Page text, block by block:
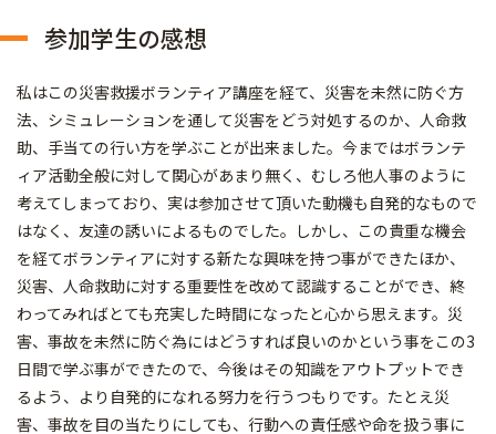
参加学生の感想
私はこの災害救援ボランティア講座を経て、災害を未然に防ぐ方
法、シミュレーションを通して災害をどう対処するのか、人命救
助、手当ての行い方を学ぶことが出来ました。今まではボランテ
ィア活動全般に対して関心があまり無く、むしろ他人事のように
考えてしまっており、実は参加させて頂いた動機も自発的なもので
はなく、友達の誘いによるものでした。しかし、この貴重な機会
を経てボランティアに対する新たな興味を持つ事ができたほか、
災害、人命救助に対する重要性を改めて認識することができ、終
わってみればとても充実した時間になったと心から思えます。災
害、事故を未然に防ぐ為にはどうすれば良いのかという事をこの3
日間で学ぶ事ができたので、今後はその知識をアウトプットでき
るよう、より自発的になれる努力を行うつもりです。たとえ災
害、事故を目の当たりにしても、行動への責任感や命を扱う事に